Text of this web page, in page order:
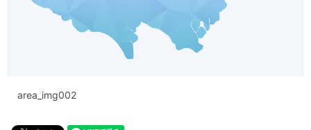
area_img002